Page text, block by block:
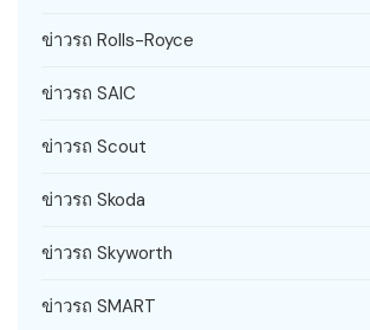
ข่าวรถ Rolls-Royce
ข่าวรถ SAIC
ข่าวรถ Scout
ข่าวรถ Skoda
ข่าวรถ Skyworth
ข่าวรถ SMART